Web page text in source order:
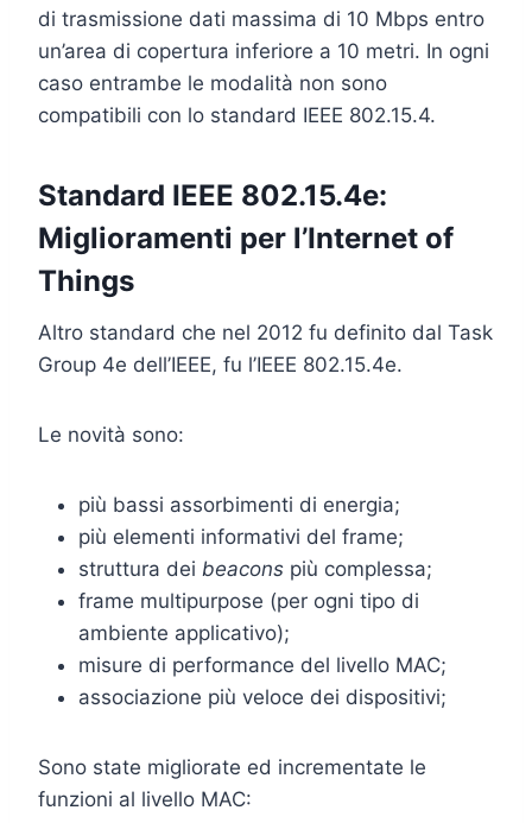
di trasmissione dati massima di 10 Mbps entro
un’area di copertura inferiore a 10 metri. In ogni
caso entrambe le modalità non sono
compatibili con lo standard IEEE 802.15.4.
Standard IEEE 802.15.4e:
Miglioramenti per l’Internet of
Things
Altro standard che nel 2012 fu definito dal Task
Group 4e dell’IEEE, fu l’IEEE 802.15.4e.
Le novità sono:
più bassi assorbimenti di energia;
più elementi informativi del frame;
struttura dei beacons più complessa;
frame multipurpose (per ogni tipo di
ambiente applicativo);
misure di performance del livello MAC;
associazione più veloce dei dispositivi;
Sono state migliorate ed incrementate le
funzioni al livello MAC: